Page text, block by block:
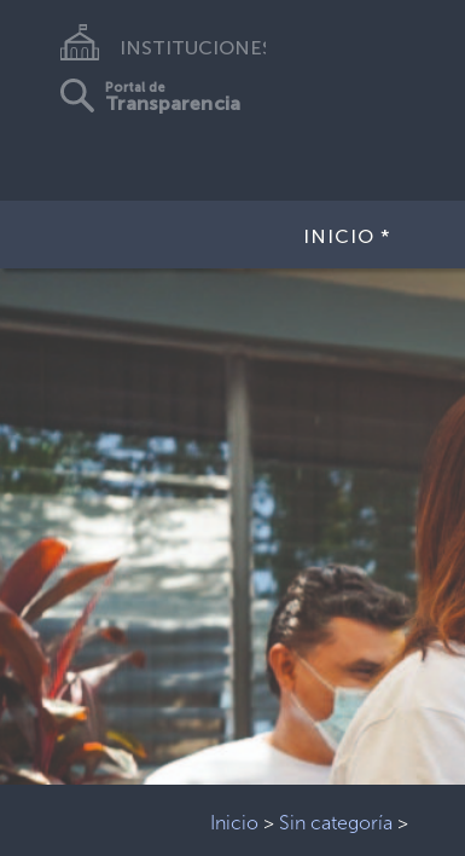
INSTITUCIONES
Portal de
Transparencia
INICIO *
Inicio > Sin categoría >